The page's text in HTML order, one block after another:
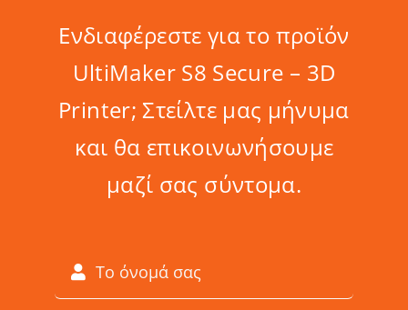
Ενδιαφέρεστε για το προϊόν
UltiMaker S8 Secure – 3D
Printer; Στείλτε μας μήνυμα
και θα επικοινωνήσουμε
μαζί σας σύντομα.